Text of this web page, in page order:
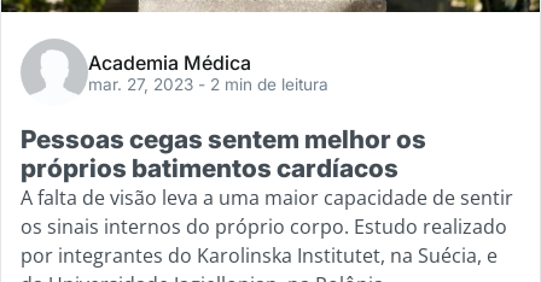
Academia Médica
mar. 27, 2023 - 2 min de leitura
Pessoas cegas sentem melhor os
próprios batimentos cardíacos
A falta de visão leva a uma maior capacidade de sentir
os sinais internos do próprio corpo. Estudo realizado
por integrantes do Karolinska Institutet, na Suécia, e